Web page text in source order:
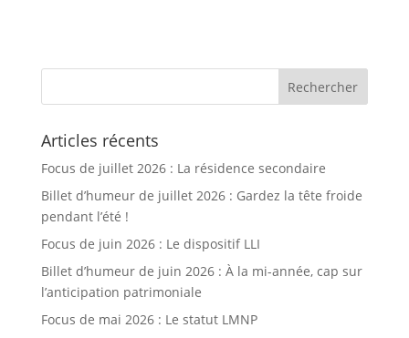
Articles récents
Focus de juillet 2026 : La résidence secondaire
Billet d’humeur de juillet 2026 : Gardez la tête froide
pendant l’été !
Focus de juin 2026 : Le dispositif LLI
Billet d’humeur de juin 2026 : À la mi-année, cap sur
l’anticipation patrimoniale
Focus de mai 2026 : Le statut LMNP